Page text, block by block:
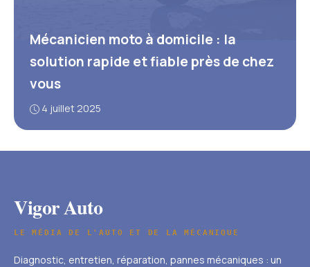
Mécanicien moto à domicile : la
solution rapide et fiable près de chez
vous
4 juillet 2025
Vigor Auto
LE MÉDIA DE L'AUTO ET DE LA MÉCANIQUE
Diagnostic, entretien, réparation, pannes mécaniques : un